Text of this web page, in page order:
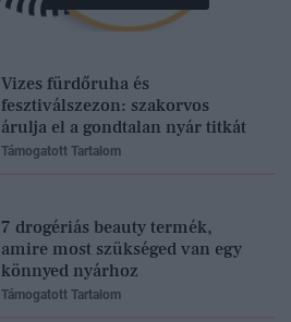
Vizes fürdőruha és
fesztiválszezon: szakorvos
árulja el a gondtalan nyár titkát
Támogatott Tartalom
7 drogériás beauty termék,
amire most szükséged van egy
könnyed nyárhoz
Támogatott Tartalom